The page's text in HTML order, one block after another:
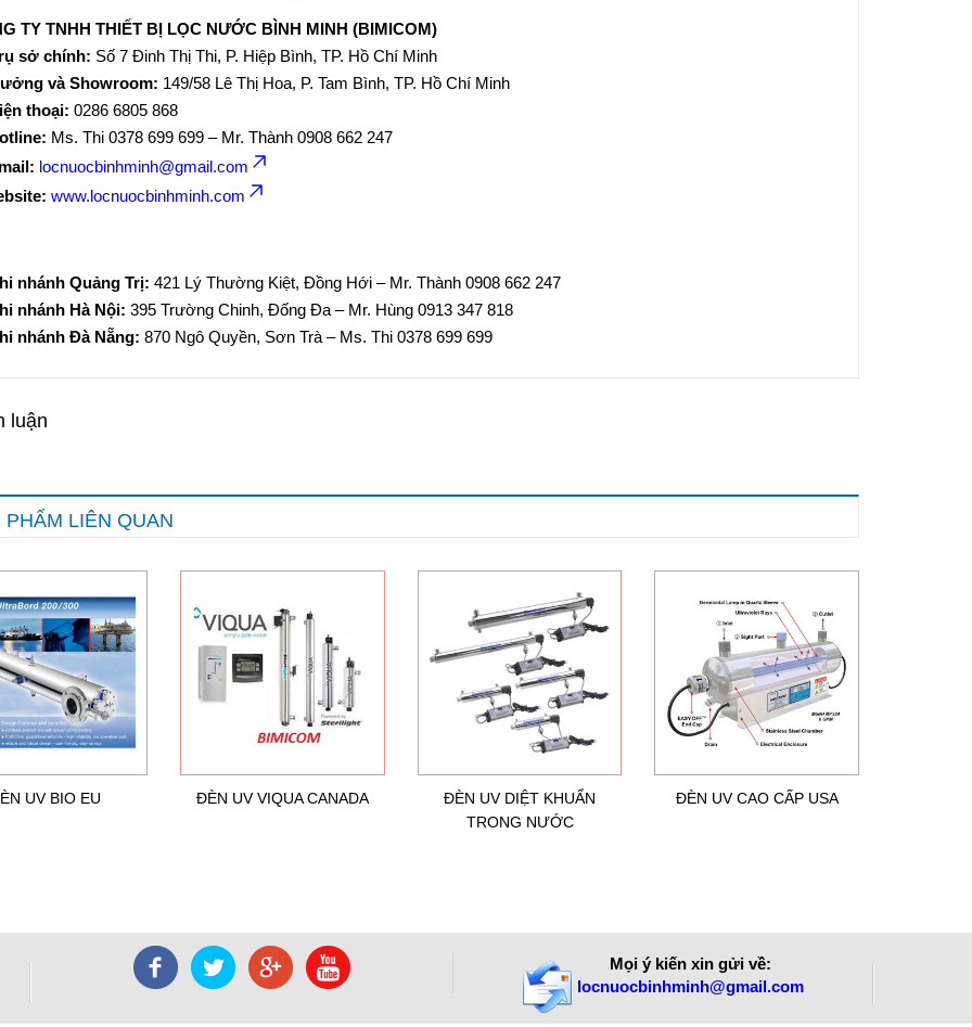
TY TNHH THIẾT BỊ LỌC NƯỚC BÌNH MINH (BIMICOM)
sở chính: Số 7 Đinh Thị Thi, P. Hiệp Bình, TP. Hồ Chí Minh
và Showroom: 149/58 Lê Thị Hoa, P. Tam Bình, TP. Hồ Chí Minh
thoại: 0286 6805 868
Ms. Thi 0378 699 699 – Mr. Thành 0908 662 247
locnuocbinhminh@gmail.com
www.locnuocbinhminh.com
nhánh Quảng Trị: 421 Lý Thường Kiệt, Đồng Hới – Mr. Thành 0908 662 247
nhánh Hà Nội: 395 Trường Chinh, Đống Đa – Mr. Hùng 0913 347 818
nhánh Đà Nẵng: 870 Ngô Quyền, Sơn Trà – Ms. Thi 0378 699 699
luận
PHẨM LIÊN QUAN
UV BIO EU ĐÈN UV VIQUA CANADA
ĐÈN UV DIỆT KHUẨN
TRONG NƯỚC
ĐÈN UV CAO CẤP USA
Mọi ý kiến xin gửi về:
locnuocbinhminh@gmail.com